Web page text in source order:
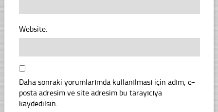
Website:
Daha sonraki yorumlarımda kullanılması için adım, e-
posta adresim ve site adresim bu tarayıcıya
kaydedilsin.